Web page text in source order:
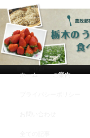
農政部職員
もの食べ歩
メインコンテンツへ
サブコンテンツへ移
ホーム ご案内